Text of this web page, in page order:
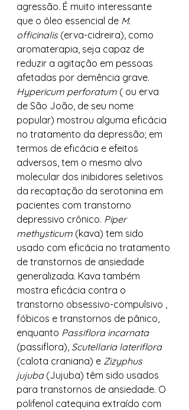
agressão. É muito interessante
que o óleo essencial de M.
officinalis (erva-cidreira), como
aromaterapia, seja capaz de
reduzir a agitação em pessoas
afetadas por demência grave.
Hypericum perforatum ( ou erva
de São João, de seu nome
popular) mostrou alguma eficácia
no tratamento da depressão; em
termos de eficácia e efeitos
adversos, tem o mesmo alvo
molecular dos inibidores seletivos
da recaptação da serotonina em
pacientes com transtorno
depressivo crônico. Piper
methysticum (kava) tem sido
usado com eficácia no tratamento
de transtornos de ansiedade
generalizada. Kava também
mostra eficácia contra o
transtorno obsessivo-compulsivo ,
fóbicos e transtornos de pânico,
enquanto Passiflora incarnata
(passiflora), Scutellaria lateriflora
(calota craniana) e Zizyphus
jujuba (Jujuba) têm sido usados ​​
para transtornos de ansiedade. O
polifenol catequina extraído com